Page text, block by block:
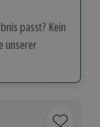
passt? Kein
unserer